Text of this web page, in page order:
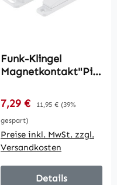
Funk-Klingel
Magnetkontakt"Pilo
Fenster
Verkaufspreis:
7,29 € Regulärer Preis:
11,95 € (39%
gespart)
Preise inkl. MwSt. zzgl.
Versandkosten
Details